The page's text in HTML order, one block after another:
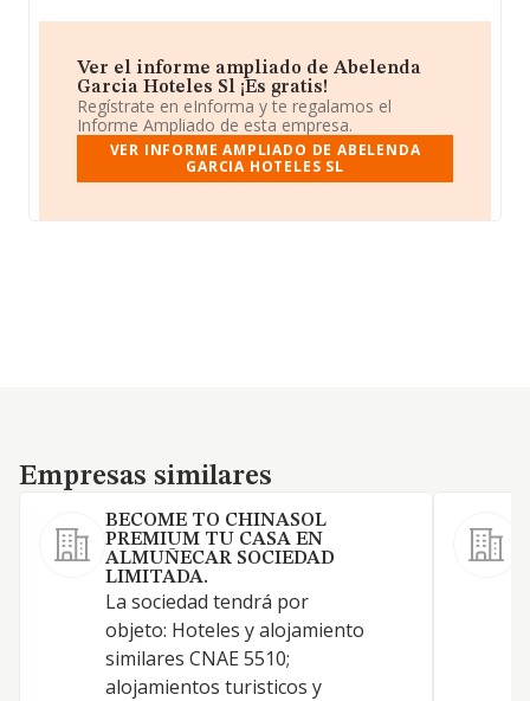
Ver el informe ampliado de Abelenda
Garcia Hoteles Sl ¡Es gratis!
Regístrate en eInforma y te regalamos el
Informe Ampliado de esta empresa.
VER INFORME AMPLIADO DE ABELENDA
GARCIA HOTELES SL
Empresas similares
Empresas similares
BECOME TO CHINASOL
PREMIUM TU CASA EN
ALMUÑECAR SOCIEDAD
LIMITADA.
La sociedad tendrá por
objeto: Hoteles y alojamiento
similares CNAE 5510;
alojamientos turisticos y